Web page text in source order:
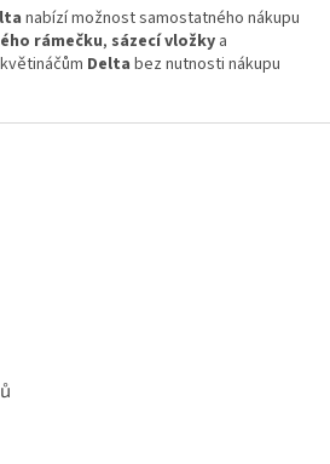
l
á
d
í
nabízí možnost samostatného nákupu
rámečku, sázecí vložky a
květináčům Delta bez nutnosti nákupu